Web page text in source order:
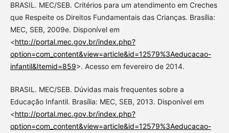
BRASIL. MEC/SEB. Critérios para um atendimento em Creches
que Respeite os Direitos Fundamentais das Crianças. Brasília:
MEC, SEB, 2009e. Disponível em
<http://portal.mec.gov.br/index.php?
option=com_content&view=article&id=12579%3Aeducacao-
infantil&Itemid=859>. Acesso em fevereiro de 2014.
BRASIL. MEC/SEB. Dúvidas mais frequentes sobre a
Educação Infantil. Brasília: MEC, SEB, 2013. Disponível em
<http://portal.mec.gov.br/index.php?
option=com_content&view=article&id=12579%3Aeducacao-